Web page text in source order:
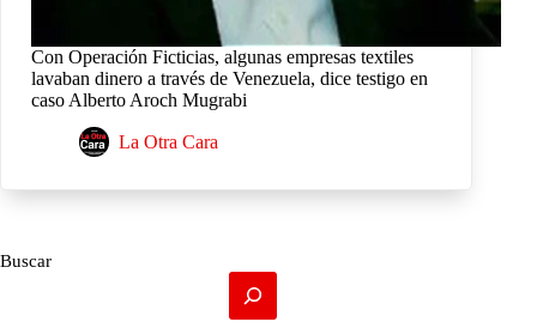
Con Operación Ficticias, algunas empresas textiles
lavaban dinero a través de Venezuela, dice testigo en
caso Alberto Aroch Mugrabi
La Otra Cara
Buscar